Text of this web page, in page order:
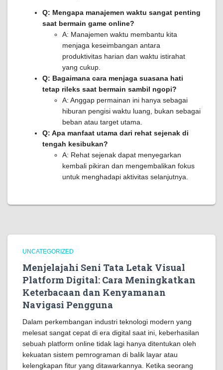
Q: Mengapa manajemen waktu sangat penting
saat bermain game online?
A: Manajemen waktu membantu kita
menjaga keseimbangan antara
produktivitas harian dan waktu istirahat
yang cukup.
Q: Bagaimana cara menjaga suasana hati
tetap rileks saat bermain sambil ngopi?
A: Anggap permainan ini hanya sebagai
hiburan pengisi waktu luang, bukan sebagai
beban atau target utama.
Q: Apa manfaat utama dari rehat sejenak di
tengah kesibukan?
A: Rehat sejenak dapat menyegarkan
kembali pikiran dan mengembalikan fokus
untuk menghadapi aktivitas selanjutnya.
UNCATEGORIZED
Menjelajahi Seni Tata Letak Visual
Platform Digital: Cara Meningkatkan
Keterbacaan dan Kenyamanan
Navigasi Pengguna
Dalam perkembangan industri teknologi modern yang
melesat sangat cepat di era digital saat ini, keberhasilan
sebuah platform online tidak lagi hanya ditentukan oleh
kekuatan sistem pemrograman di balik layar atau
kelengkapan fitur yang ditawarkannya. Ketika seorang